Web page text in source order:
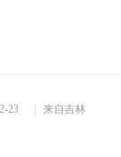
23 来自吉林